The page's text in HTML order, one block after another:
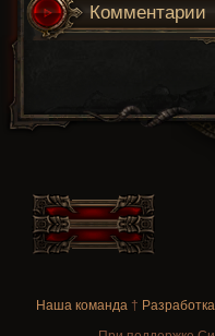
Комментарии
Наша команда †